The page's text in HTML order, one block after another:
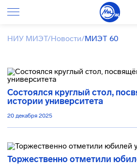
НИУ МИЭТ/Новости/МИЭТ 60
Состоялся круглый стол,
истории университета
20 декабря 2025
Торжественно отметили